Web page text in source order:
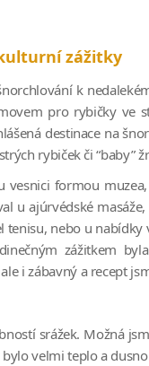
zážitky
k
pro rybičky ve
destinace na
rybiček či “baby”
formou
u ajúrvédské
tenisu, nebo u
zážitkem
i zábavný a recept
srážek. Možná
velmi teplo a